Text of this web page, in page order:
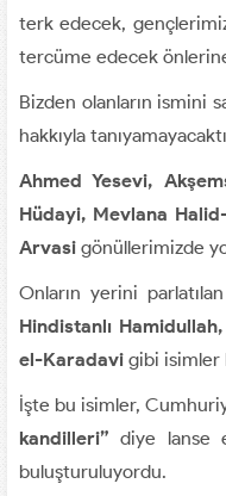
terk edecek,
tercüme edecek
Bizden olanların ismini
hakkıyla
Ahmed Yesevi,
Hüdayi, Mevlana
Arvasi gönüllerimizde
Onların yerini
Hindistanlı
el-Karadavi gibi isimler
İşte bu isimler,
kandilleri” diye lanse
buluşturuluyordu.